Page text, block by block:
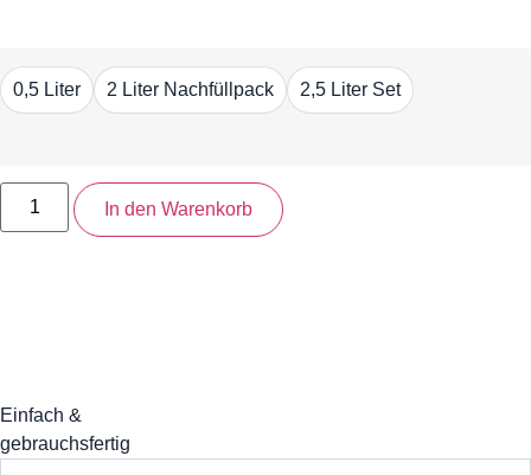
0,5 Liter 2 Liter Nachfüllpack 2,5 Liter Set
In den Warenkorb
Einfach &
gebrauchsfertig